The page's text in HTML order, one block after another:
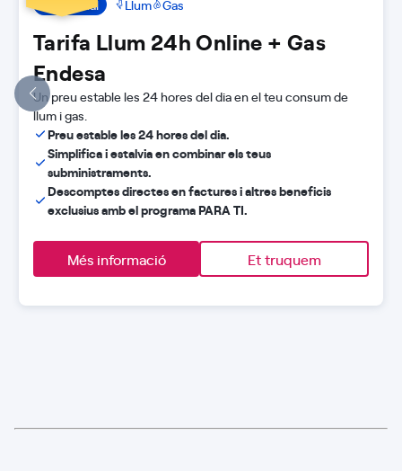
Tarifa Dual
Llum Gas
Tarifa Llum 24h Online + Gas
Endesa
Un preu estable les 24 hores del dia en el teu consum de
llum i gas.
Preu estable les 24 hores del dia.
Simplifica i estalvia en combinar els teus
subministraments.
Descomptes directes en factures i altres beneficis
exclusius amb el programa PARA TI.
Més informació Et truquem